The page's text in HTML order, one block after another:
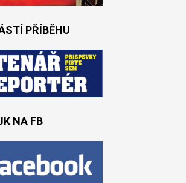
PŘÍBĚHU
NA FB